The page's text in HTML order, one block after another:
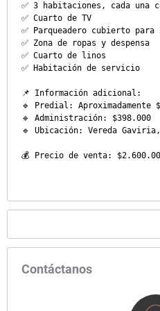
✅ 3 habitaciones, cada una
✅ Cuarto de TV
✅ Parqueadero cubierto para
✅ Zona de ropas y despensa
✅ Cuarto de linos
✅ Habitación de servicio
📌 Información adicional:
🔹 Predial:
🔹 Administración: $398.000
🔹 Ubicación: Vereda
💰 Precio de venta:
Contáctanos